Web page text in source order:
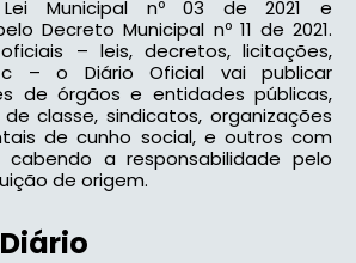
Municipal nº 03 de 2021 e
Decreto Municipal nº 11 de 2021.
– leis, decretos, licitações,
– o Diário Oficial vai publicar
de órgãos e entidades públicas,
classe, sindicatos, organizações
de cunho social, e outros com
cabendo a responsabilidade pelo
de origem.